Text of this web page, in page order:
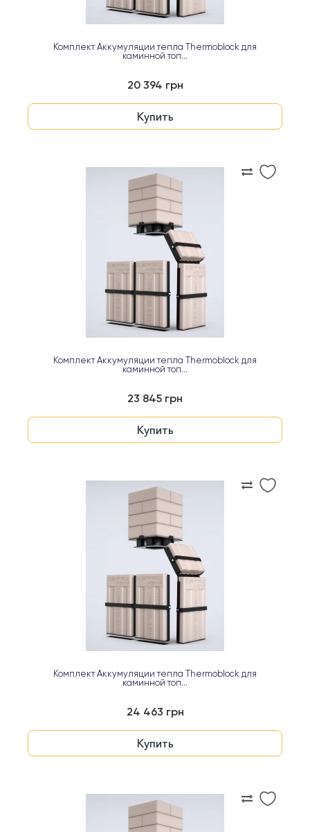
Комплект Аккумуляции тепла Thermoblock для
каминной топ...
20 394 грн
Купить
Комплект Аккумуляции тепла Thermoblock для
каминной топ...
23 845 грн
Купить
Комплект Аккумуляции тепла Thermoblock для
каминной топ...
24 463 грн
Купить